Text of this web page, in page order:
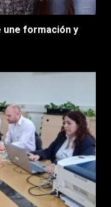
une formación y